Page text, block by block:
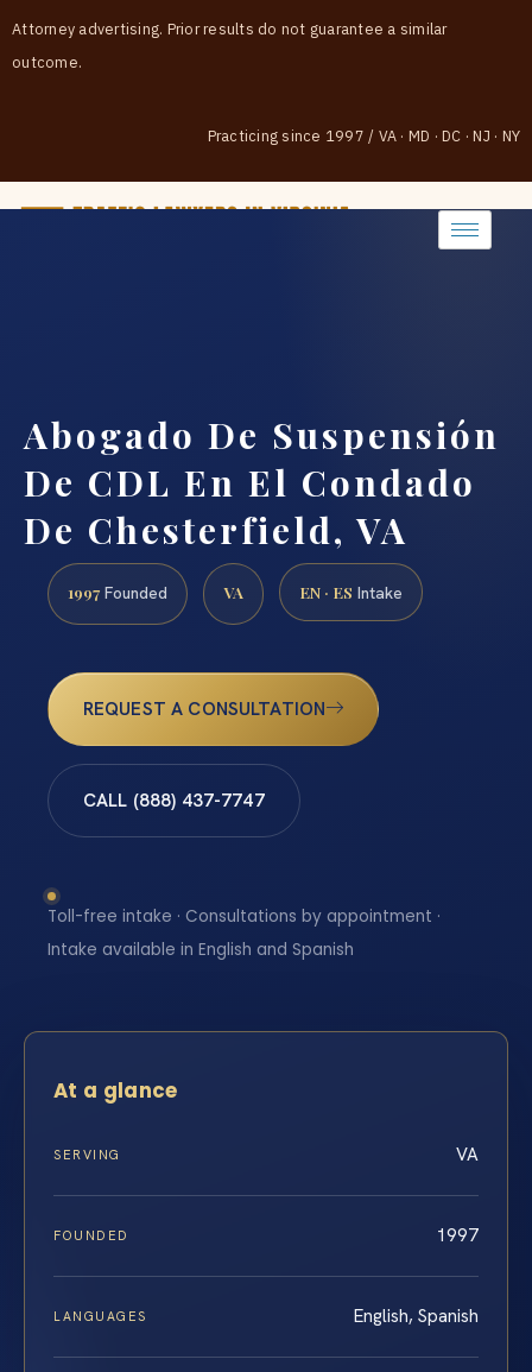
Attorney advertising. Prior results do not guarantee a similar
outcome.
Practicing since 1997 / VA · MD · DC · NJ · NY
Abogado De Suspensión
De CDL En El Condado
De Chesterfield, VA
1997 Founded VA EN · ES Intake
REQUEST A CONSULTATION
CALL (888) 437-7747
Toll-free intake · Consultations by appointment ·
Intake available in English and Spanish
At a glance
SERVING VA
FOUNDED 1997
LANGUAGES English, Spanish